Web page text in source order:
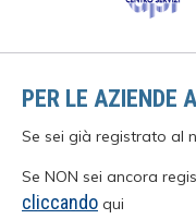
PER LE AZIENDE
Se sei già registrato al
Se NON sei ancora
cliccando qui